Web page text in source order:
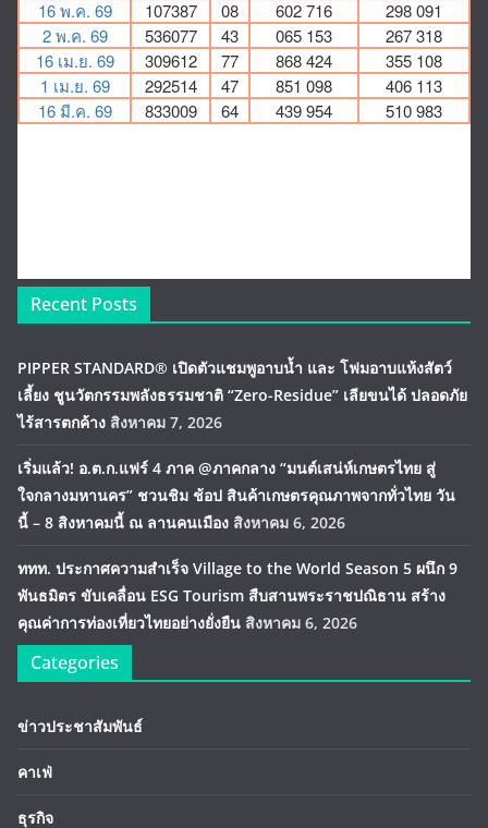
Recent Posts
PIPPER STANDARD® เปิดตัวแชมพูอาบน้ำ และ โฟมอาบแห้งสัตว์
เลี้ยง ชูนวัตกรรมพลังธรรมชาติ “Zero-Residue” เลียขนได้ ปลอดภัย
ไร้สารตกค้าง สิงหาคม 7, 2026
เริ่มแล้ว! อ.ต.ก.แฟร์ 4 ภาค @ภาคกลาง “มนต์เสน่ห์เกษตรไทย สู่
ใจกลางมหานคร” ชวนชิม ช้อป สินค้าเกษตรคุณภาพจากทั่วไทย วัน
นี้ – 8 สิงหาคมนี้ ณ ลานคนเมือง สิงหาคม 6, 2026
ททท. ประกาศความสำเร็จ Village to the World Season 5 ผนึก 9
พันธมิตร ขับเคลื่อน ESG Tourism สืบสานพระราชปณิธาน สร้าง
คุณค่าการท่องเที่ยวไทยอย่างยั่งยืน สิงหาคม 6, 2026
Categories
ข่าวประชาสัมพันธ์
คาเฟ่
ธุรกิจ